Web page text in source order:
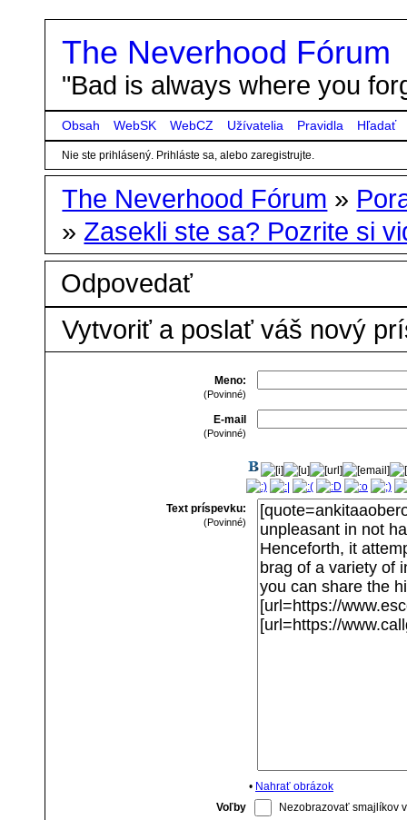
The Neverhood Fórum
"Bad is always where you
Obsah WebSK WebCZ Užívatelia Pravidla Hľadať
Nie ste prihlásený. Prihláste sa, alebo zaregistrujte.
The Neverhood Fórum »
» Zasekli ste sa? Pozrite si
Odpovedať
Vytvoriť a poslať váš nový
Meno:
(Povinné)
E-mail
(Povinné)
Text príspevku:
(Povinné)
• Nahrať obrázok
Voľby
Nezobrazovať smajlíkov